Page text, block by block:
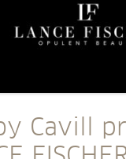
Cavill